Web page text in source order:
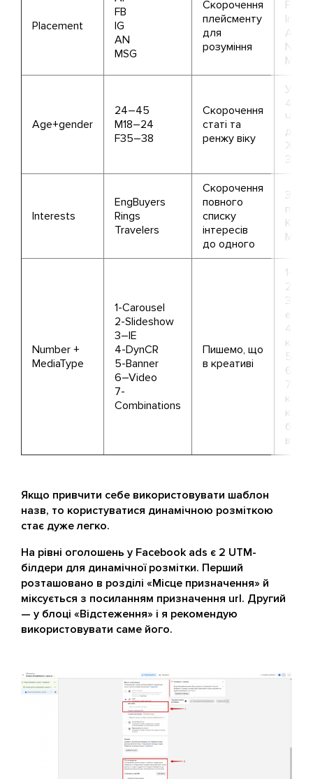
Placement
FB
IG
AN
MSG
Скорочення
плейсменту
для
розуміння
Age+gender
24–45
M18–24
F35–38
Скорочення
статі та
ренжу віку
Усі
45
до
38
Interests
EngBuyers
Rings
Travelers
Скорочення
повного
списку
інтересів
до одного
Number +
MediaType
1-Carousel
2-Slideshow
3–IE
4-DynCR
5-Banner
6–Video
7-
Combinations
Пишемо, що
в креативі
1-
2-
3-
4-
5-
6-
7-
відео
Якщо привчити себе використовувати шаблон
назв, то користуватися динамічною розміткою
стає дуже легко.
На рівні оголошень у Facebook ads є 2 UTM-
білдери для динамічної розмітки. Перший
розташовано в розділі «Місце призначення» й
міксується з посиланням призначення url. Другий
— у блоці «Відстеження» і я рекомендую
використовувати саме його.